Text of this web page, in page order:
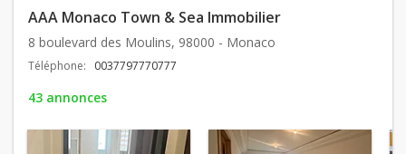
AAA Monaco Town & Sea Immobilier
8 boulevard des Moulins, 98000 - Monaco
Téléphone: 0037797770777
43 annonces